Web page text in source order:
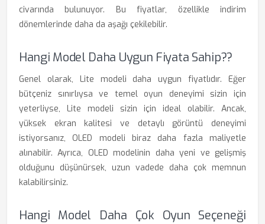
civarında bulunuyor. Bu fiyatlar, özellikle indirim
dönemlerinde daha da aşağı çekilebilir.
Hangi Model Daha Uygun Fiyata Sahip??
Genel olarak, Lite modeli daha uygun fiyatlıdır. Eğer
bütçeniz sınırlıysa ve temel oyun deneyimi sizin için
yeterliyse, Lite modeli sizin için ideal olabilir. Ancak,
yüksek ekran kalitesi ve detaylı görüntü deneyimi
istiyorsanız, OLED modeli biraz daha fazla maliyetle
alınabilir. Ayrıca, OLED modelinin daha yeni ve gelişmiş
olduğunu düşünürsek, uzun vadede daha çok memnun
kalabilirsiniz.
Hangi Model Daha Çok Oyun Seçeneği